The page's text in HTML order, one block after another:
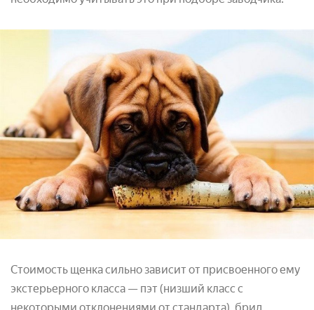
Стоимость щенка сильно зависит от присвоенного ему
экстерьерного класса — пэт (низший класс с